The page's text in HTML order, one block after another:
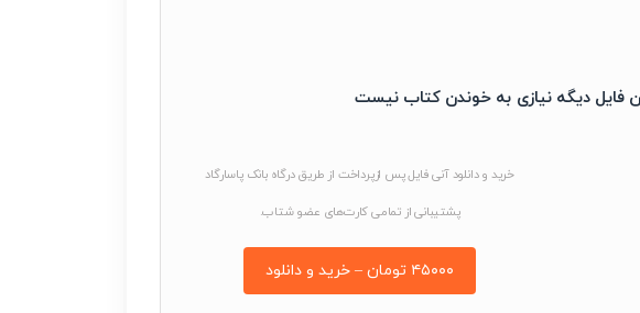
فایل دیگه نیازی به خوندن کتاب نیست
خرید و دانلود آنی فایل پس ازپرداخت از طریق درگاه بانک پاسارگاد
پشتیبانی از تمامی کارت‌های عضو شتاب.
۴۵۰۰۰ تومان – خرید و دانلود